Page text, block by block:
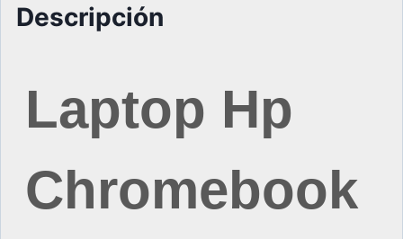
Descripción
Laptop Hp
Chromebook